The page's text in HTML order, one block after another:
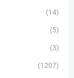
(14)
(5)
(3)
(1207)